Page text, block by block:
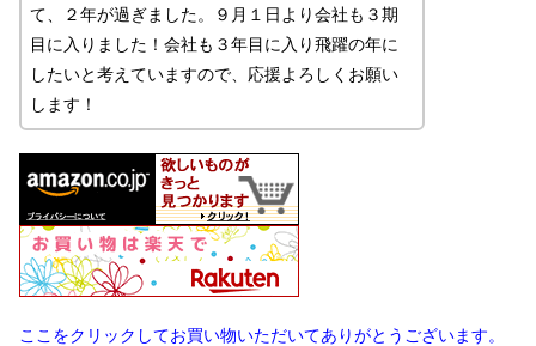
て、２年が過ぎました。９月１日より会社も３期
目に入りました！会社も３年目に入り飛躍の年に
したいと考えていますので、応援よろしくお願い
します！
ここをクリックしてお買い物いただいてありがとうございます。